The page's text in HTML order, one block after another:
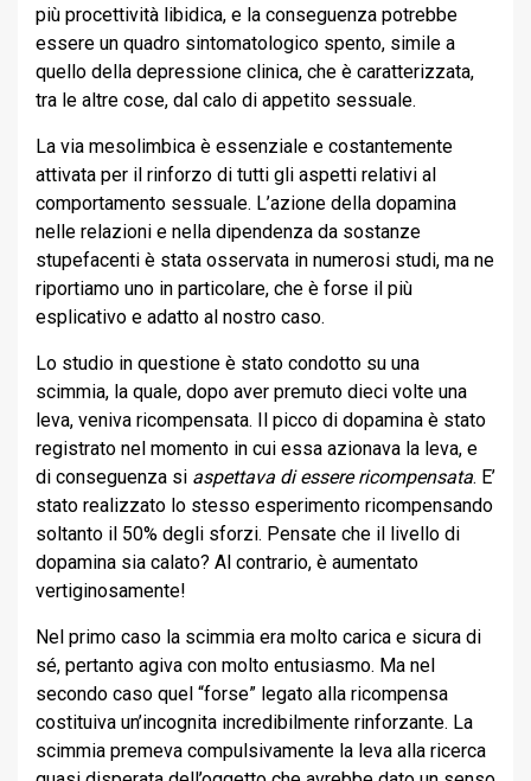
più procettività libidica, e la conseguenza potrebbe
essere un quadro sintomatologico spento, simile a
quello della depressione clinica, che è caratterizzata,
tra le altre cose, dal calo di appetito sessuale.
La via mesolimbica è essenziale e costantemente
attivata per il rinforzo di tutti gli aspetti relativi al
comportamento sessuale. L’azione della dopamina
nelle relazioni e nella dipendenza da sostanze
stupefacenti è stata osservata in numerosi studi, ma ne
riportiamo uno in particolare, che è forse il più
esplicativo e adatto al nostro caso.
Lo studio in questione è stato condotto su una
scimmia, la quale, dopo aver premuto dieci volte una
leva, veniva ricompensata. Il picco di dopamina è stato
registrato nel momento in cui essa azionava la leva, e
di conseguenza si aspettava di essere ricompensata. E’
stato realizzato lo stesso esperimento ricompensando
soltanto il 50% degli sforzi. Pensate che il livello di
dopamina sia calato? Al contrario, è aumentato
vertiginosamente!
Nel primo caso la scimmia era molto carica e sicura di
sé, pertanto agiva con molto entusiasmo. Ma nel
secondo caso quel “forse” legato alla ricompensa
costituiva un’incognita incredibilmente rinforzante. La
scimmia premeva compulsivamente la leva alla ricerca